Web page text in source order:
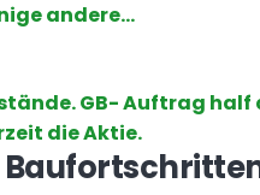
andere…
GB- Auftrag half
die Aktie.